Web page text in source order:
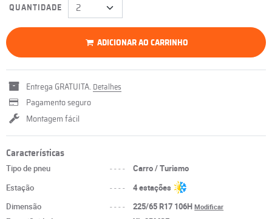
QUANTIDADE
ADICIONAR AO CARRINHO
Entrega GRATUITA. Detalhes
Pagamento seguro
Montagem fácil
Características
Tipo de pneu ----
Carro / Turismo
Estação
----
4 estações
Dimensão
---- 225/65 R17 106HModificar